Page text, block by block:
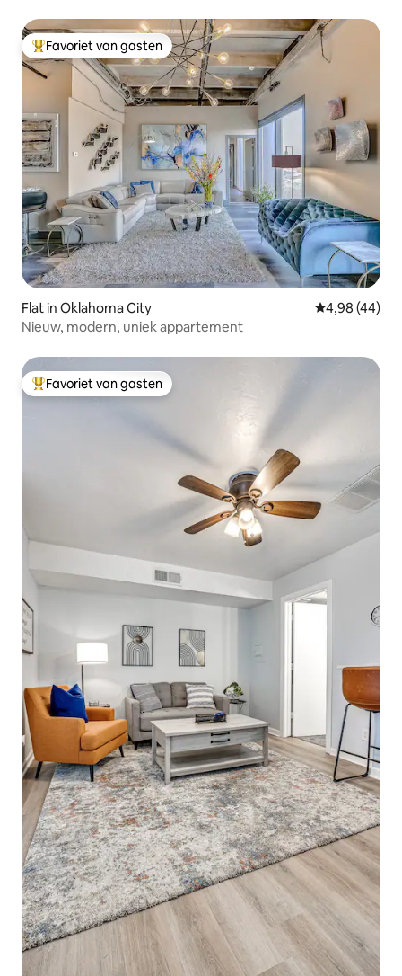
Topfavoriet van gasten
Favoriet van gasten
Flat in Oklahoma City Gemiddelde
4,98 (44)
Nieuw, modern, uniek appartement
Topfavoriet van gasten
Favoriet van gasten